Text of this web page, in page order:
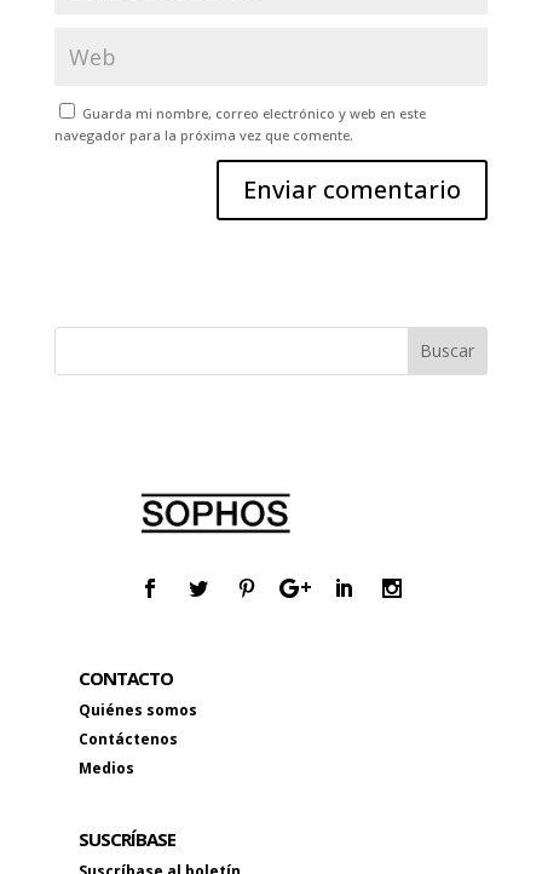
Guarda mi nombre, correo electrónico y web en este
navegador para la próxima vez que comente.
CONTACTO
Quiénes somos
Contáctenos
Medios
SUSCRÍBASE